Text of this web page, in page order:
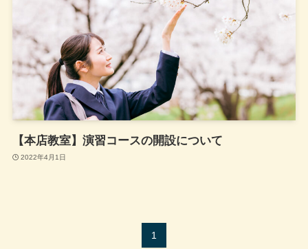
【本店教室】演習コースの開設について
2022年4月1日
1